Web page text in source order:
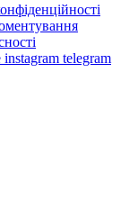
instagram telegram